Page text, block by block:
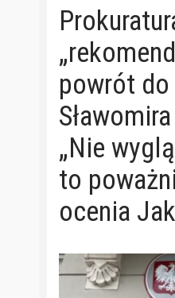
powrót do
„Nie
to
ocenia